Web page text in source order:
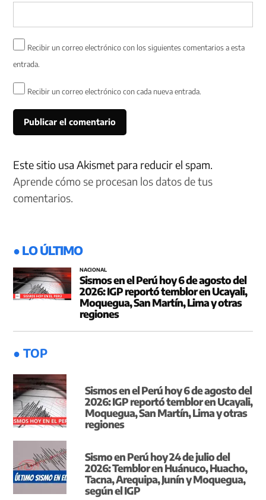
Recibir un correo electrónico con los siguientes comentarios a esta
entrada.
Recibir un correo electrónico con cada nueva entrada.
Este sitio usa Akismet para reducir el spam.
Aprende cómo se procesan los datos de tus
comentarios.
● LO ÚLTIMO
NACIONAL
Sismos en el Perú hoy 6 de agosto del
2026: IGP reportó temblor en Ucayali,
Moquegua, San Martín, Lima y otras
regiones
● TOP
Sismos en el Perú hoy 6 de agosto del
2026: IGP reportó temblor en Ucayali,
Moquegua, San Martín, Lima y otras
regiones
Sismo en Perú hoy 24 de julio del
2026: Temblor en Huánuco, Huacho,
Tacna, Arequipa, Junín y Moquegua,
según el IGP